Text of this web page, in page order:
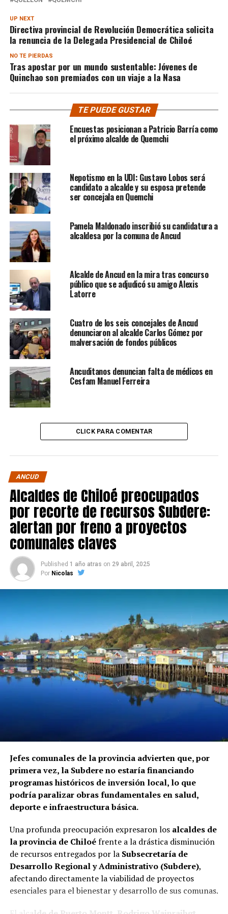
UP NEXT
Directiva provincial de Revolución Democrática solicita
la renuncia de la Delegada Presidencial de Chiloé
NO TE PIERDAS
Tras apostar por un mundo sustentable: Jóvenes de
Quinchao son premiados con un viaje a la Nasa
TE PUEDE GUSTAR
Encuestas posicionan a Patricio Barría como
el próximo alcalde de Quemchi
Nepotismo en la UDI: Gustavo Lobos será
candidato a alcalde y su esposa pretende
ser concejala en Quemchi
Pamela Maldonado inscribió su candidatura a
alcaldesa por la comuna de Ancud
Alcalde de Ancud en la mira tras concurso
público que se adjudicó su amigo Alexis
Latorre
Cuatro de los seis concejales de Ancud
denunciaron al alcalde Carlos Gómez por
malversación de fondos públicos
Ancuditanos denuncian falta de médicos en
Cesfam Manuel Ferreira
CLICK PARA COMENTAR
ANCUD
Alcaldes de Chiloé preocupados
por recorte de recursos Subdere:
alertan por freno a proyectos
comunales claves
Published 1 año atras on 29 abril, 2025
Por Nicolas
Jefes comunales de la provincia advierten que, por
primera vez, la Subdere no estaría financiando
programas históricos de inversión local, lo que
podría paralizar obras fundamentales en salud,
deporte e infraestructura básica.
Una profunda preocupación expresaron los alcaldes de
la provincia de Chiloéfrente a la drástica disminución
de recursos entregados por la Subsecretaría de
Desarrollo Regional y Administrativo (Subdere),
afectando directamente la viabilidad de proyectos
esenciales para el bienestar y desarrollo de sus comunas.